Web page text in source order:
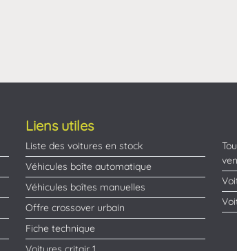
Liens utiles
Liste des voitures en stock
Véhicules boîte automatique
Véhicules boîtes manuelles
Offre crossover urbain
Fiche technique